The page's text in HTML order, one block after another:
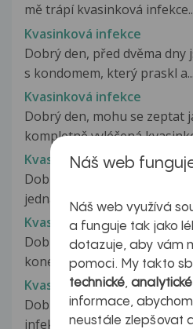
mě trápí kvasinková
Kvasinková infekce
Dobrý den, před dvěma dny
s kondomem, který praskl a...
Kvasinková infekce
Dobrý den, mohu se zeptat
kompletně vyléčená
Kvasinková infekce
Dobrý den, mám menší
jedná o kvasinkovou infekci,
Kvasinková infekce
Dobrý den, již nějakou dobu
konečníku. Budí mě to ze
Kvasinková infekce
Dobrý den, je to již dlouho
infekce vrací se pravidelně...
Náš web
Náš web využívá
a funguje tak jako
dotazuje, aby vám
pomoci. My takto
technické,analytické
informace,
neustále zlepšovat